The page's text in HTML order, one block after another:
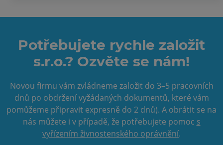
Potřebujete rychle založit
s.r.o.? Ozvěte se nám!
Novou firmu vám zvládneme založit do 3–5 pracovních
dnů po obdržení vyžádaných dokumentů, které vám
pomůžeme připravit expresně do 2 dnů). A obrátit se na
nás můžete i v případě, že potřebujete pomoc s
vyřízením živnostenského oprávnění.